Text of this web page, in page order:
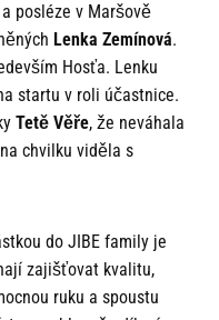
posléze v Maršově
Lenka Zemínová.
Hosťa. Lenku
startu v roli účastnice.
Tetě Věře, že neváhala
chvilku viděla s
do JIBE family je
zajišťovat kvalitu,
ruku a spoustu